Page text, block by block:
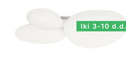
Iki 3-10 d.d.